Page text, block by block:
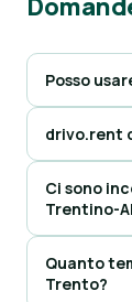
Posso
drivo.rent
Ci sono
Trentino-
Quanto
Trento?